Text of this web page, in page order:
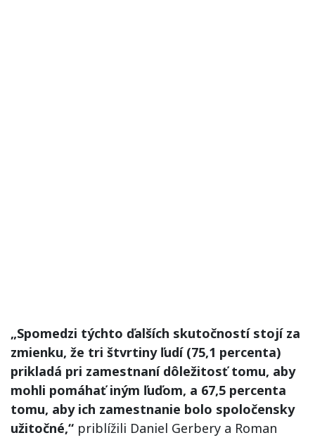
„Spomedzi týchto ďalších skutočností stojí za
zmienku, že tri štvrtiny ľudí (75,1 percenta)
prikladá pri zamestnaní dôležitosť tomu, aby
mohli pomáhať iným ľuďom, a 67,5 percenta
tomu, aby ich zamestnanie bolo spoločensky
užitočné,“ priblížili Daniel Gerbery a Roman